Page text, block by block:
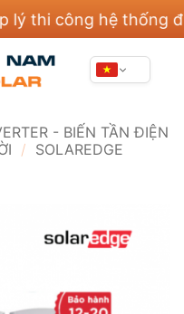
công hệ thống điện
- BIẾN TẦN ĐIỆN
/ SOLAREDGE